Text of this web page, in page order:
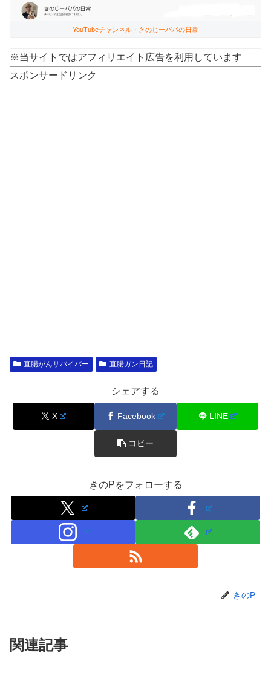
YouTubeチャンネル・きのじーパパの日常
※当サイトではアフィリエイト広告を利用しています
スポンサードリンク
直腸がんサバイバー 直腸ガン日記
シェアする
X Facebook LINE
コピー
きのPをフォローする
きのP
関連記事